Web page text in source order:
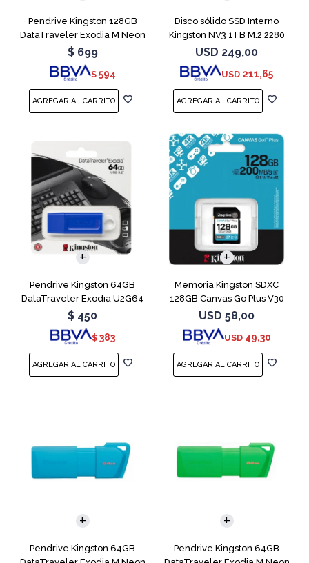
Pendrive Kingston 128GB
DataTraveler Exodia M Neon
Purple
$ 699
$ 594
Disco sólido SSD Interno
Kingston NV3 1TB M.2 2280
NVMe PCIe
USD 249,00
USD 211,65
Pendrive Kingston 64GB
DataTraveler Exodia U2G64
Blue
$ 450
$ 383
Memoria Kingston SDXC
128GB Canvas Go Plus V30
USD 58,00
USD 49,30
Pendrive Kingston 64GB
Pendrive Kingston 64GB